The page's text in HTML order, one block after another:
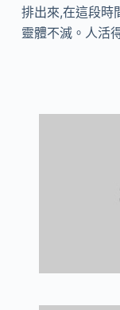
排出來,在這段時
靈體不滅。人活